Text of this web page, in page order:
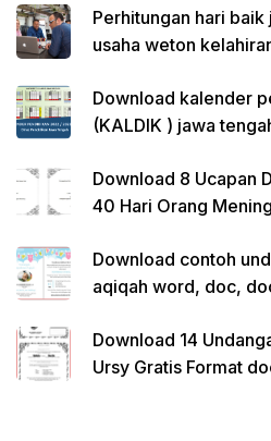
Perhitungan hari baik
usaha weton
Download kalender
(KALDIK ) jawa
Download 8 Ucapan
40 Hari Orang
Download contoh
aqiqah word, doc,
Download 14
Ursy Gratis Format